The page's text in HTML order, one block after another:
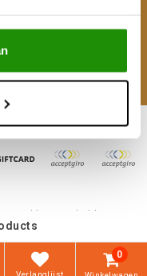
by emarkable
0